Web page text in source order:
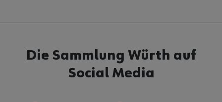
Die Sammlung Würth auf
Social Media